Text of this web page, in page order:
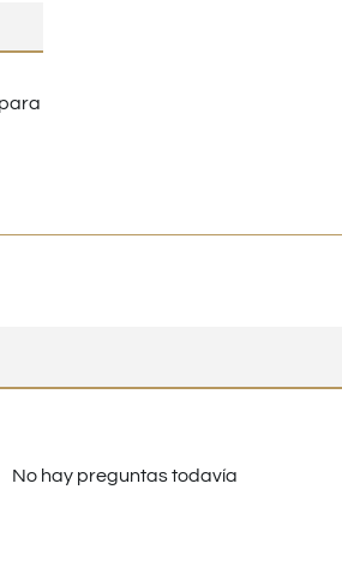
No hay preguntas todavía